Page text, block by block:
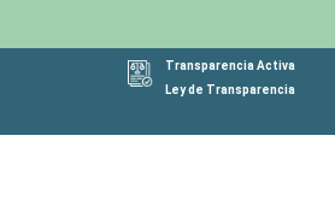
Transparencia Activa
Ley de Transparencia